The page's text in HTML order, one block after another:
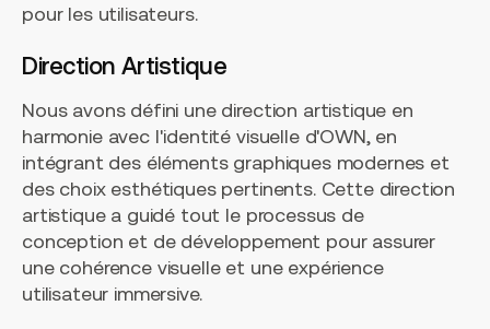
pour les utilisateurs.
Direction Artistique
Nous avons défini une direction artistique en
harmonie avec l'identité visuelle d'OWN, en
intégrant des éléments graphiques modernes et
des choix esthétiques pertinents. Cette direction
artistique a guidé tout le processus de
conception et de développement pour assurer
une cohérence visuelle et une expérience
utilisateur immersive.